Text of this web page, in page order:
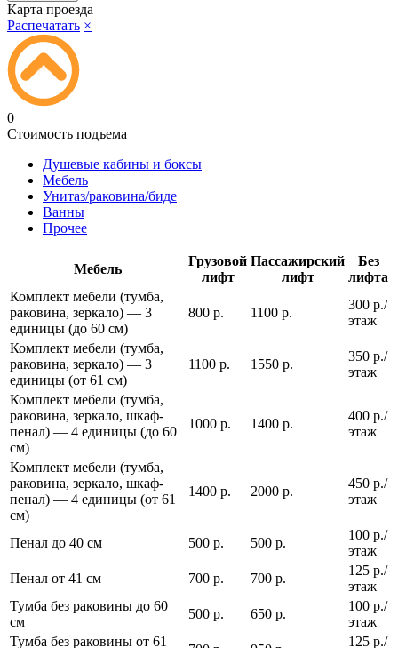
Карта проезда
Распечатать ×
0
Стоимость подъема
Душевые кабины и боксы
Мебель
Унитаз/раковина/биде
Ванны
Прочее
Мебель
Грузовой
лифт
Пассажирский
лифт
Без
лифта
Комплект мебели (тумба,
раковина, зеркало) — 3
единицы (до 60 см)
800 р. 1100 р.
300 р./
этаж
Комплект мебели (тумба,
раковина, зеркало) — 3
единицы (от 61 см)
1100 р. 1550 р.
350 р./
этаж
Комплект мебели (тумба,
раковина, зеркало, шкаф-
пенал) — 4 единицы (до 60
см)
1000 р. 1400 р.
400 р./
этаж
Комплект мебели (тумба,
раковина, зеркало, шкаф-
пенал) — 4 единицы (от 61
см)
1400 р. 2000 р.
450 р./
этаж
Пенал до 40 см 500 р. 500 р.
100 р./
этаж
Пенал от 41 см
700 р. 700 р.
125 р./
этаж
Тумба без раковины до 60
см
500 р. 650 р.
100 р./
этаж
Тумба без раковины от 61
125 р./